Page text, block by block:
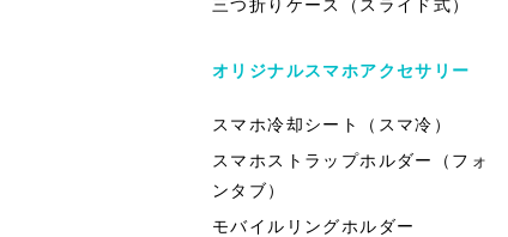
三つ折りケース（スライド式）
オリジナルスマホアクセサリー
スマホ冷却シート（スマ冷）
スマホストラップホルダー（フォ
ンタブ）
モバイルリングホルダー